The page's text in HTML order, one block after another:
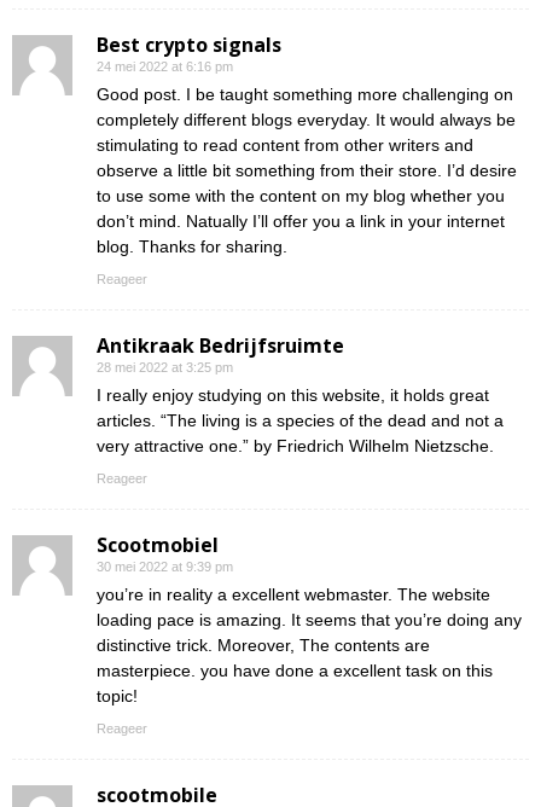
Best crypto signals
24 mei 2022 at 6:16 pm
Good post. I be taught something more challenging on
completely different blogs everyday. It would always be
stimulating to read content from other writers and
observe a little bit something from their store. I’d desire
to use some with the content on my blog whether you
don’t mind. Natually I’ll offer you a link in your internet
blog. Thanks for sharing.
Reageer
Antikraak Bedrijfsruimte
28 mei 2022 at 3:25 pm
I really enjoy studying on this website, it holds great
articles. “The living is a species of the dead and not a
very attractive one.” by Friedrich Wilhelm Nietzsche.
Reageer
Scootmobiel
30 mei 2022 at 9:39 pm
you’re in reality a excellent webmaster. The website
loading pace is amazing. It seems that you’re doing any
distinctive trick. Moreover, The contents are
masterpiece. you have done a excellent task on this
topic!
Reageer
scootmobile